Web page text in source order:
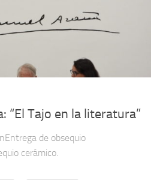
“El Tajo en la literatura”
de obsequio
cerámico.